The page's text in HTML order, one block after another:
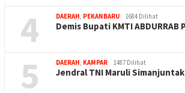
4 DAERAH PEKANBARU 1684 Dilihat
Demis Bupati KMTI
5 DAERAH KAMPAR 1487 Dilihat
Jendral TNI Maruli